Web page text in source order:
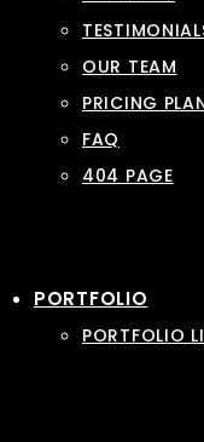
OUR TEAM
PRICING
FAQ
404 PAGE
PORTFOLIO
PORTFOLIO